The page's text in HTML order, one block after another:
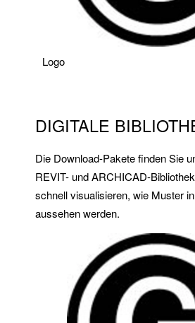
Logo
DIGITALE
Die Download-Pakete finden Sie
REVIT- und ARCHICAD-
schnell visualisieren, wie Muster
aussehen werden.